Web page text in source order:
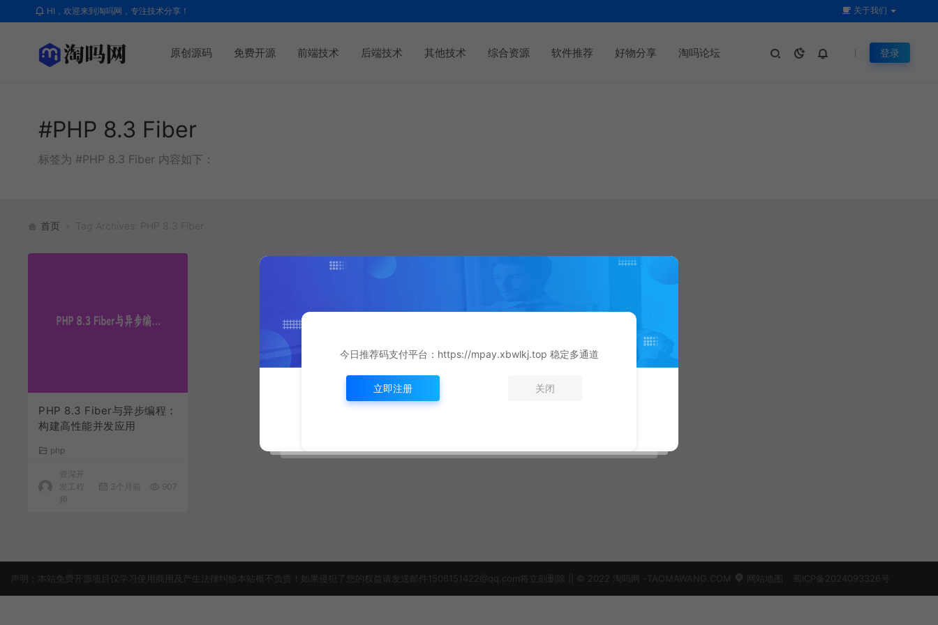
HI，欢迎来到淘吗网，专注技术分享！ 关于我们
原创源码 免费开源 前端技术 后端技术 其他技术 综合资源 软件推荐 好物分享 淘吗论坛 登录
#PHP 8.3 Fiber
标签为 #PHP 8.3 Fiber 内容如下：
首页
PHP 8.3 Fiber与异步编程：
构建高性能并发应用
php
资深开
发工程
3个月前 907
声明：本站免费开源项目仅学习使用商用及产生法律纠纷本站概不负责！如果侵犯了您的权益请发送邮件1506151422@qq.com将立刻删除 || © 2022 淘吗网 -TAOMAWANG.COM 网站地图 蜀ICP备2024093326号
今日推荐码支付平台：https://mpay.xbwlkj.top 稳定多通道
立即注册 关闭